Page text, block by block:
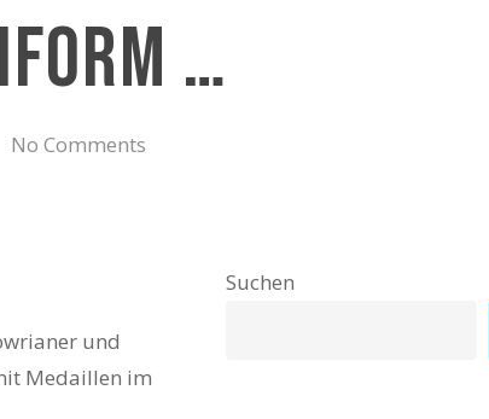
…
No Comments
und
Medaillen im
Suchen